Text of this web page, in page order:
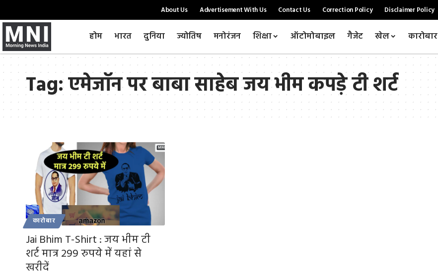
About Us Advertisement With Us Contact Us Correction Policy Disclaimer Policy
होम भारत दुनिया ज्योतिष मनोरंजन शिक्षा ऑटोमोबाइल गैजेट खेल कारोबार
Tag:एमेजॉन पर बाबा साहेब जय भीम कपड़े टी शर्ट
कारोबार
Jai Bhim T-Shirt : जय भीम टी
शर्ट मात्र 299 रुपये में यहां से
खरीदें